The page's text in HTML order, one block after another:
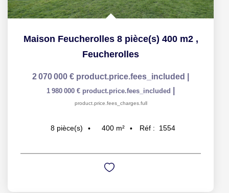
Maison Feucherolles 8 pièce(s) 400 m2 ,
Feucherolles
2 070 000 € product.price.fees_included
1 980 000 € product.price.fees_included
product.price.fees_charges.full
8 pièce(s) 400 m² Réf : 1554